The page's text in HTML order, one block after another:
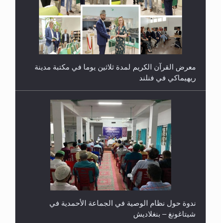
معرض القرآن الكريم لمدة ثلاثين يوما في مكتبة مدينة
ريهيماكي في فنلند
ندوة حول نظام الوصية في الجماعة الأحمدية في
شيتاغونغ – بنغلاديش